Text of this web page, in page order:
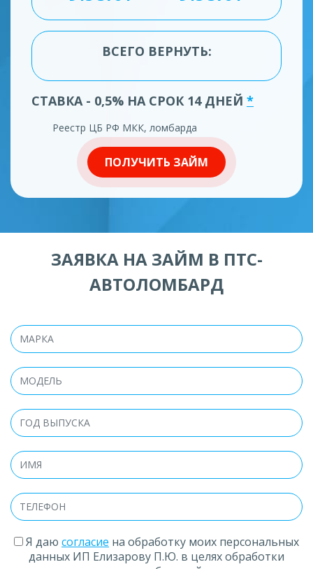
ВСЕГО ВЕРНУТЬ:
СТАВКА - 0,5% НА СРОК 14 ДНЕЙ *
Реестр ЦБ РФ МКК, ломбарда
ПОЛУЧИТЬ ЗАЙМ
ЗАЯВКА НА ЗАЙМ В ПТС-
АВТОЛОМБАРД
Я даю согласие на обработку моих персональных
данных ИП Елизарову П.Ю. в целях обработки